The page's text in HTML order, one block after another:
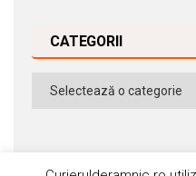
CATEGORII
Categorii